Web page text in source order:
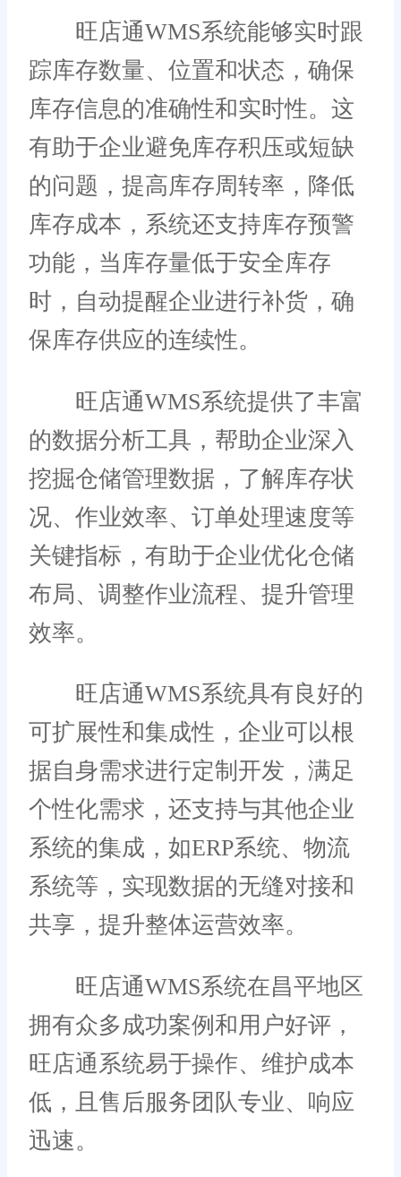
旺店通WMS系统能够实时跟
踪库存数量、位置和状态，确保
库存信息的准确性和实时性。这
有助于企业避免库存积压或短缺
的问题，提高库存周转率，降低
库存成本，系统还支持库存预警
功能，当库存量低于安全库存
时，自动提醒企业进行补货，确
保库存供应的连续性。
旺店通WMS系统提供了丰富
的数据分析工具，帮助企业深入
挖掘仓储管理数据，了解库存状
况、作业效率、订单处理速度等
关键指标，有助于企业优化仓储
布局、调整作业流程、提升管理
效率。
旺店通WMS系统具有良好的
可扩展性和集成性，企业可以根
据自身需求进行定制开发，满足
个性化需求，还支持与其他企业
系统的集成，如ERP系统、物流
系统等，实现数据的无缝对接和
共享，提升整体运营效率。
旺店通WMS系统在昌平地区
拥有众多成功案例和用户好评，
旺店通系统易于操作、维护成本
低，且售后服务团队专业、响应
迅速。